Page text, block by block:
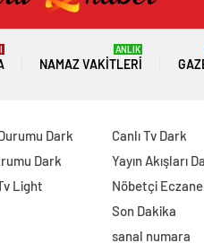
NAMAZ VAKITLERI
ANLIK
Dark
Dark
Light
Canlı Tv Dark
Yayın Akışları
Nöbetçi
Son Dakika
sanal numara